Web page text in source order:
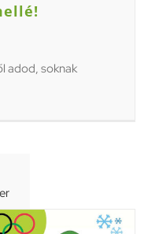
adod, soknak